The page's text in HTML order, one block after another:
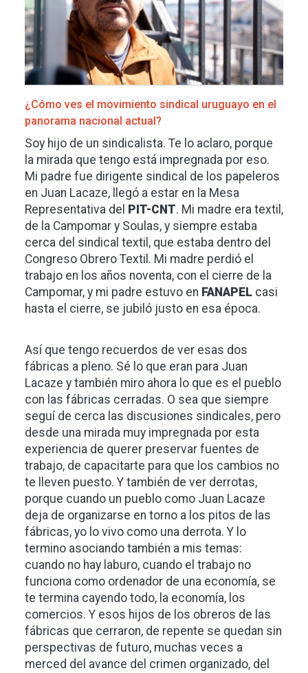
¿Cómo ves el movimiento sindical uruguayo en el
panorama nacional actual?
Soy hijo de un sindicalista. Te lo aclaro, porque
la mirada que tengo está impregnada por eso.
Mi padre fue dirigente sindical de los papeleros
en Juan Lacaze, llegó a estar en la Mesa
Representativa del
PIT-CNT. Mi madre era textil,
de la Campomar y Soulas, y siempre estaba
cerca del sindical textil, que estaba dentro del
Congreso Obrero Textil. Mi madre perdió el
trabajo en los años noventa, con el cierre de la
Campomar, y mi padre estuvo en FANAPEL casi
hasta el cierre, se jubiló justo en esa época.
Así que tengo recuerdos de ver esas dos
fábricas a pleno. Sé lo que eran para Juan
Lacaze y también miro ahora lo que es el pueblo
con las fábricas cerradas. O sea que siempre
seguí de cerca las discusiones sindicales, pero
desde una mirada muy impregnada por esta
experiencia de querer preservar fuentes de
trabajo, de capacitarte para que los cambios no
te lleven puesto. Y también de ver derrotas,
porque cuando un pueblo como Juan Lacaze
deja de organizarse en torno a los pitos de las
fábricas, yo lo vivo como una derrota. Y lo
termino asociando también a mis temas:
cuando no hay laburo, cuando el trabajo no
funciona como ordenador de una economía, se
te termina cayendo todo, la economía, los
comercios. Y esos hijos de los obreros de las
fábricas que cerraron, de repente se quedan sin
perspectivas de futuro, muchas veces a
merced del avance del crimen organizado, del